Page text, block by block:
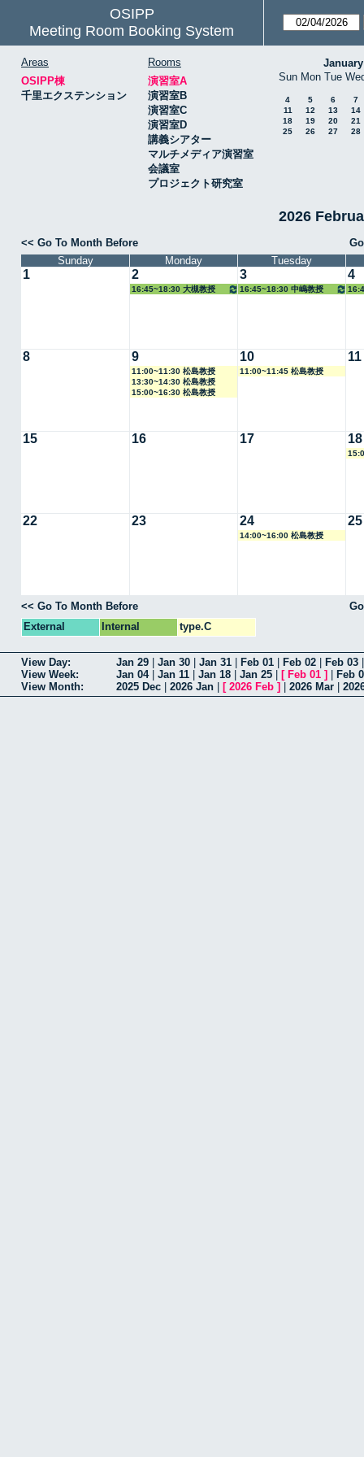
OSIPP
Meeting Room Booking System
Areas
OSIPP棟
千里エクステンション
Rooms
演習室A
演習室B
演習室C
演習室D
講義シアター
マルチメディア演習室
会議室
プロジェクト研究室
Sun Mon Tue
4 5 6
7
11
12 13
14
18
19 20
21
25
26 27 28
2026
<< Go To Month Before
Sunday
Monday Tuesday
1 2
16:45~18:30 大槻教授
3
16:45~18:30 中嶋教授
4
8 9
11:00~11:30 松島教授
13:30~14:30 松島教授
15:00~16:30 松島教授
10
11:00~11:45 松島教授
11
15 16 17 18
22 23 24
14:00~16:00 松島教授
25
<< Go To Month Before
External
Internal type.C
View Day: Jan 29 Jan 30 Jan 31 Feb 01 Feb 02 Feb 03
View Week:
Jan 04| Jan 11 Jan 18 Jan 25 [ Feb 01 ]
Feb
View Month:
2025 Dec 2026 Jan [ 2026 Feb ] 2026 Mar